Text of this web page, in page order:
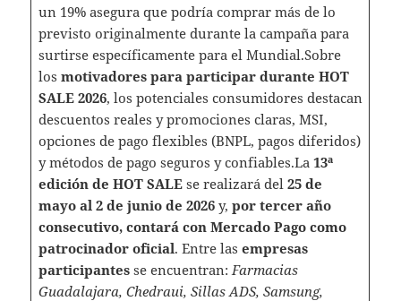
un 19% asegura que podría comprar más de lo
previsto originalmente durante la campaña para
surtirse específicamente para el Mundial.Sobre
los motivadores para participar durante HOT
SALE 2026, los potenciales consumidores destacan
descuentos reales y promociones claras, MSI,
opciones de pago flexibles (BNPL, pagos diferidos)
y métodos de pago seguros y confiables.La 13ª
edición de HOT SALEse realizará del 25 de
mayo al 2 de junio de 2026y, por tercer año
consecutivo, contará con Mercado Pago como
patrocinador oficial. Entre las empresas
participantesse encuentran: Farmacias
Guadalajara, Chedraui, Sillas ADS, Samsung,